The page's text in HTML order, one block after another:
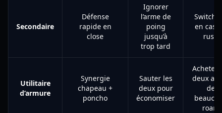
Secondaire
Défense
rapide en
close
Ignorer
l’arme de
poing
jusqu’à
trop tard
Switch
en cas
rush
Utilitaire
d’armure
Synergie
chapeau +
poncho
Sauter les
deux pour
économiser
Acheter
deux
de
roam